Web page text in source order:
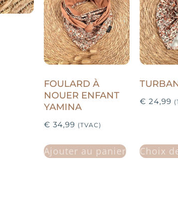
FOULARD À
NOUER ENFANT
YAMINA
€ 34,99 (TVAC)
Ajouter au panier
€ 24,99
Choix